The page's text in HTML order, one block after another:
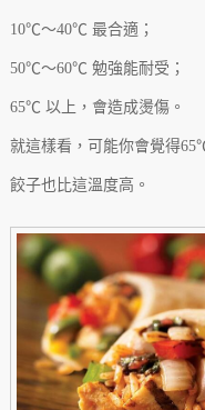
10℃～40℃ 最合適；
50℃～60℃ 勉強能耐受；
65℃ 以上，會造成燙傷。
就這樣看，可能你會覺得
餃子也比這溫度高。